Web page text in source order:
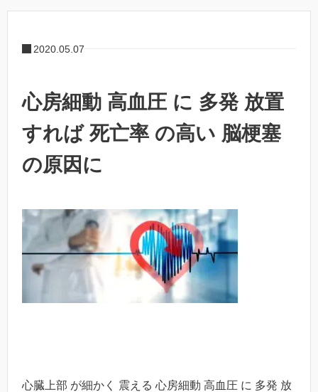
2020.05.07
心房細動 高血圧 に 多発 放置
すれば 死亡率 の高い 脳梗塞
の原因に
心臓上部 が細かく 震える 心房細動 高血圧 に 多発 放